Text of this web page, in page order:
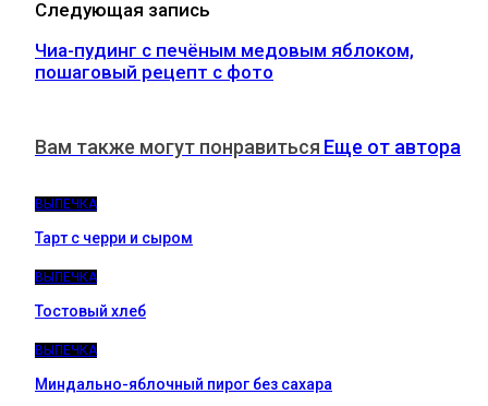
Следующая запись
Чиа-пудинг с печёным медовым яблоком,
пошаговый рецепт с фото
Вам также могут понравиться Еще от автора
ВЫПЕЧКА
Тарт с черри и сыром
ВЫПЕЧКА
Тостовый хлеб
ВЫПЕЧКА
Миндально-яблочный пирог без сахара